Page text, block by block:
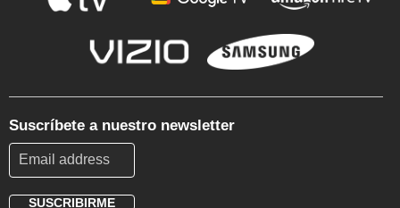
Suscríbete a nuestro newsletter
SUSCRIBIRME